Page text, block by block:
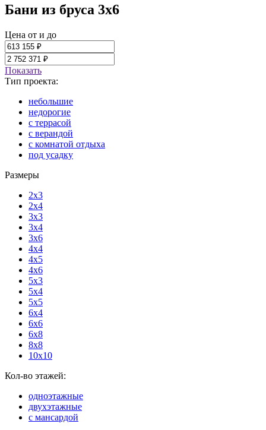
Бани из бруса 3x6
Цена от и до
Показать
Тип проекта:
небольшие
недорогие
с террасой
с верандой
с комнатой отдыха
под усадку
Размеры
2x3
2x4
3x3
3x4
3x6
4x4
4x5
4x6
5x3
5x4
5x5
6x4
6x6
6x8
8x8
10x10
Кол-во этажей:
одноэтажные
двухэтажные
с мансардой